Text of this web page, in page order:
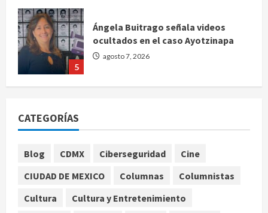
5
agosto 7, 2026
1
horario y canal para ver el partido
2
Colombia despide al gobierno de
promesas de cambio
agosto 7, 2026
CATEGORÍAS
Blog CDMX Ciberseguridad
Cine
CIUDAD DE MEXICO
Columnas
Columnistas
Cultura
Cultura y Entretenimiento